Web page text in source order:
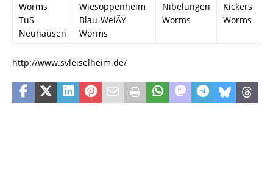
Worms
TuS
Neuhausen
Wiesoppenheim
Blau-WeiÃŸ
Worms
Nibelungen
Worms
Kickers
Worms
http://www.svleiselheim.de/